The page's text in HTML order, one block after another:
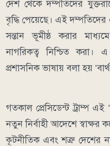
দেশ থেকে দম্পতিদের
বৃদ্ধি পেয়েছে। এই দম্পতিদের
সন্তান ভূমীষ্ঠ করার
নাগরিকত্ব নিশ্চিত করা। এ
প্রশাসনিক ভাষায় বলা হয়
গতকাল প্রেসিডেন্ট ট্রাম্প এই
নতুন নির্বাহী আদেশে স্বাক্ষর
কূটনীতিক এবং শত্রু দেশের